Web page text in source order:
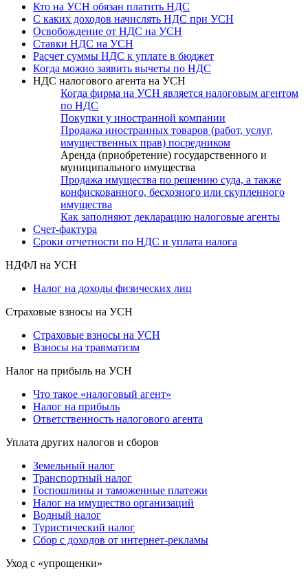
Кто на УСН обязан платить НДС
С каких доходов начислять НДС при УСН
Освобождение от НДС на УСН
Ставки НДС на УСН
Расчет суммы НДС к уплате в бюджет
Когда можно заявить вычеты по НДС
НДС налогового агента на УСН
Когда фирма на УСН является налоговым агентом
по НДС
Покупки у иностранной компании
Продажа иностранных товаров (работ, услуг,
имущественных прав) посредником
Аренда (приобретение) государственного и
муниципального имущества
Продажа имущества по решению суда, а также
конфискованного, бесхозного или скупленного
имущества
Как заполняют декларацию налоговые агенты
Счет-фактура
Сроки отчетности по НДС и уплата налога
НДФЛ на УСН
Налог на доходы физических лиц
Страховые взносы на УСН
Страховые взносы на УСН
Взносы на травматизм
Налог на прибыль на УСН
Что такое «налоговый агент»
Налог на прибыль
Ответственность налогового агента
Уплата других налогов и сборов
Земельный налог
Транспортный налог
Госпошлины и таможенные платежи
Налог на имущество организаций
Водный налог
Туристический налог
Сбор с доходов от интернет-рекламы
Уход с «упрощенки»